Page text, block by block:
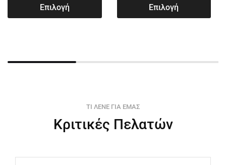
Επιλογή Επιλογή
ΤΙ ΛΕΝΕ ΓΙΑ ΕΜΑΣ
Κριτικές Πελατών